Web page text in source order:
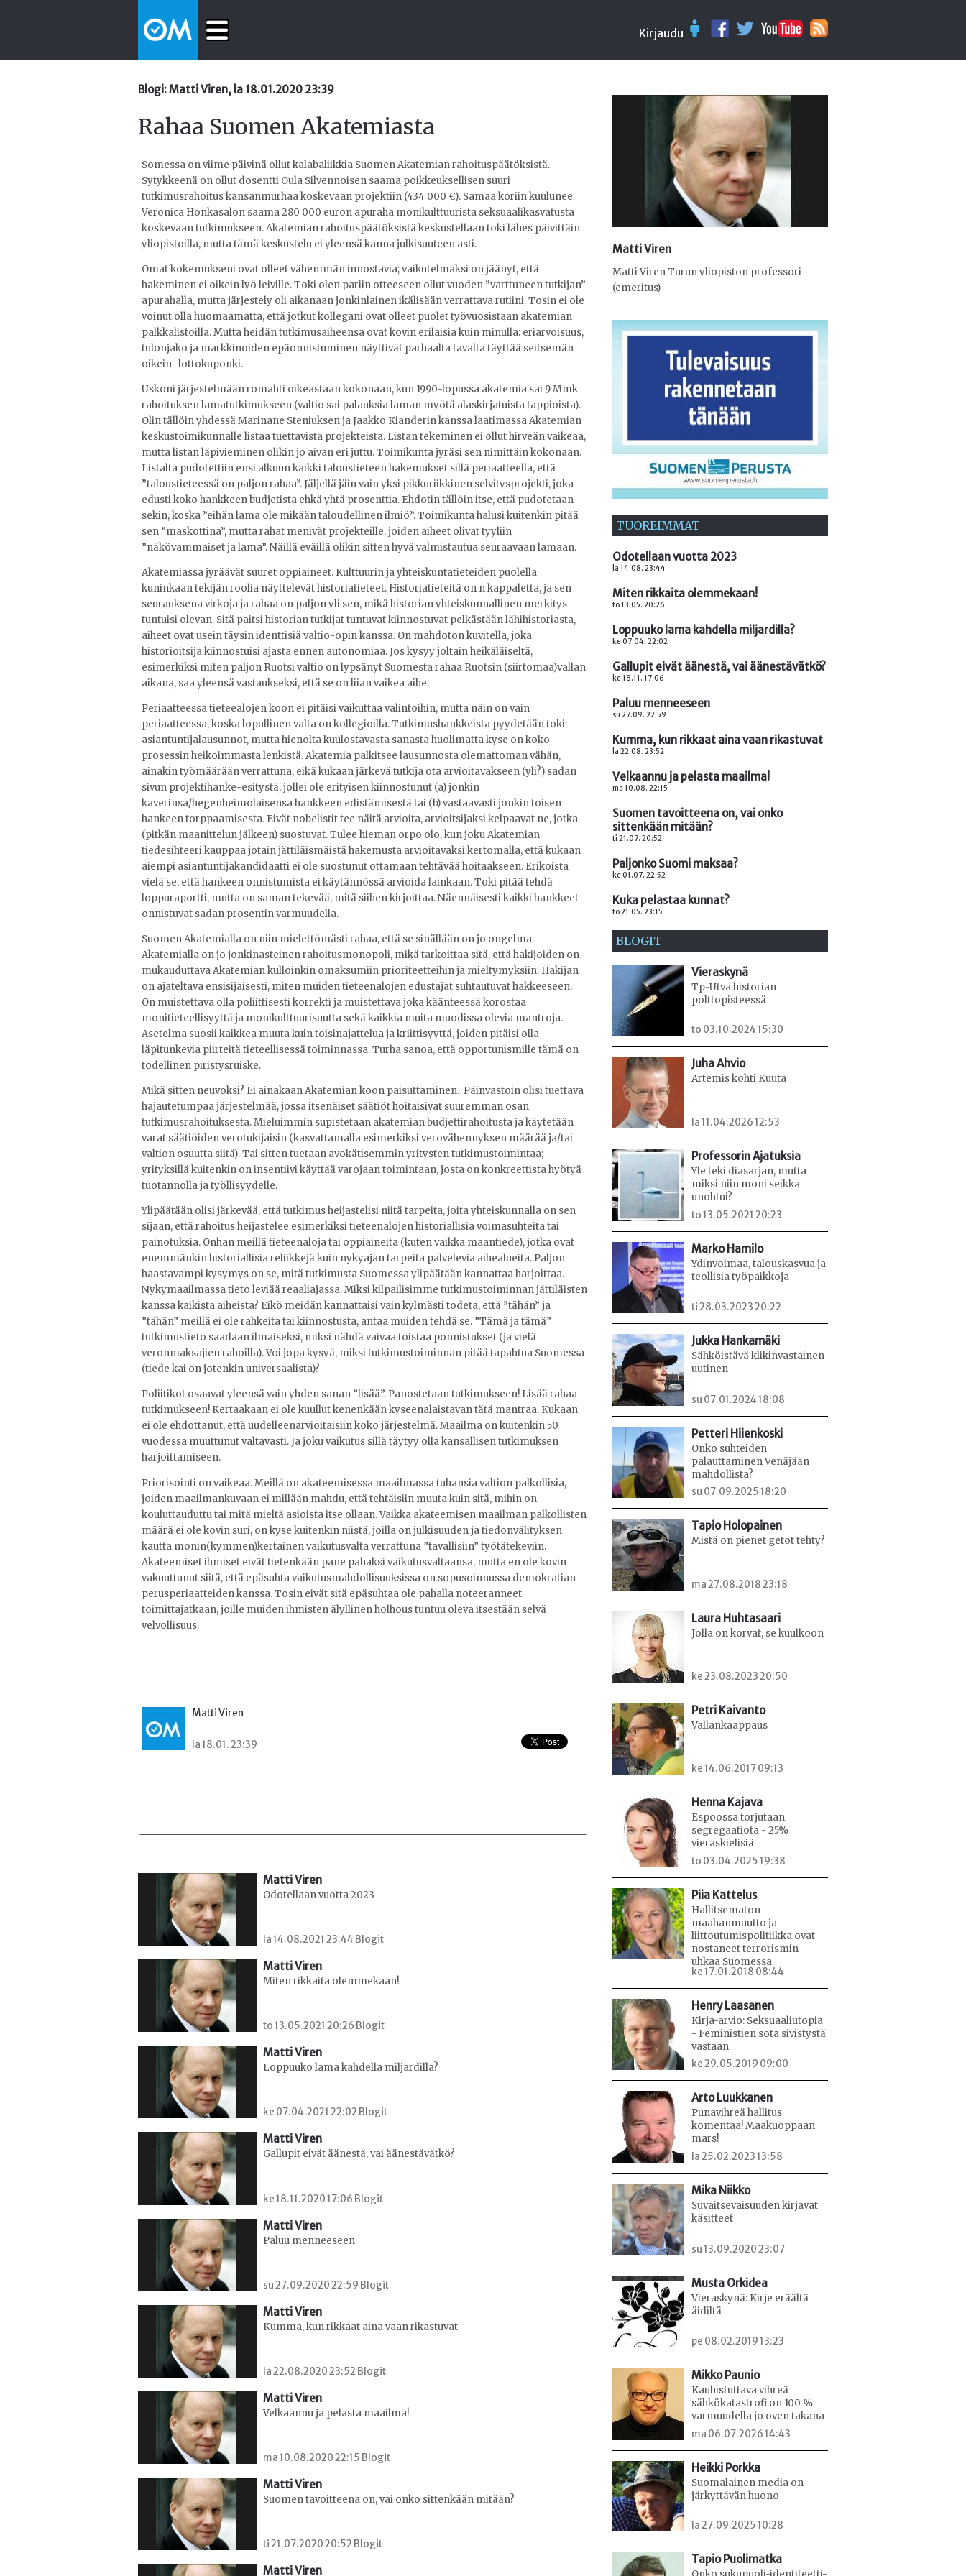
Kirjaudu
Blogi: Matti Viren, la 18.01.2020 23:39
Rahaa Suomen Akatemiasta
Somessa on viime päivinä ollut kalabaliikkia Suomen Akatemian rahoituspäätöksistä.
Sytykkeenä on ollut dosentti Oula Silvennoisen saama poikkeuksellisen suuri
tutkimusrahoitus kansanmurhaa koskevaan projektiin (434 000 €). Samaa koriin kuulunee
Veronica Honkasalon saama 280 000 euron apuraha monikulttuurista seksuaalikasvatusta
koskevaan tutkimukseen. Akatemian rahoituspäätöksistä keskustellaan toki lähes päivittäin
yliopistoilla, mutta tämä keskustelu ei yleensä kanna julkisuuteen asti.
Omat kokemukseni ovat olleet vähemmän innostavia; vaikutelmaksi on jäänyt, että
hakeminen ei oikein lyö leiville. Toki olen pariin otteeseen ollut vuoden ”varttuneen tutkijan”
apurahalla, mutta järjestely oli aikanaan jonkinlainen ikälisään verrattava rutiini. Tosin ei ole
voinut olla huomaamatta, että jotkut kollegani ovat olleet puolet työvuosistaan akatemian
palkkalistoilla. Mutta heidän tutkimusaiheensa ovat kovin erilaisia kuin minulla: eriarvoisuus,
tulonjako ja markkinoiden epäonnistuminen näyttivät parhaalta tavalta täyttää seitsemän
oikein -lottokuponki.
Uskoni järjestelmään romahti oikeastaan kokonaan, kun 1990-lopussa akatemia sai 9 Mmk
rahoituksen lamatutkimukseen (valtio sai palauksia laman myötä alaskirjatuista tappioista).
Olin tällöin yhdessä Marinane Steniuksen ja Jaakko Kianderin kanssa laatimassa Akatemian
keskustoimikunnalle listaa tuettavista projekteista. Listan tekeminen ei ollut hirveän vaikeaa,
mutta listan läpivieminen olikin jo aivan eri juttu. Toimikunta jyräsi sen nimittäin kokonaan.
Listalta pudotettiin ensi alkuun kaikki taloustieteen hakemukset sillä periaatteella, että
”taloustieteessä on paljon rahaa”. Jäljellä jäin vain yksi pikkuriikkinen selvitysprojekti, joka
edusti koko hankkeen budjetista ehkä yhtä prosenttia. Ehdotin tällöin itse, että pudotetaan
sekin, koska ”eihän lama ole mikään taloudellinen ilmiö”. Toimikunta halusi kuitenkin pitää
sen ”maskottina”, mutta rahat menivät projekteille, joiden aiheet olivat tyyliin
”näkövammaiset ja lama”. Näillä eväillä olikin sitten hyvä valmistautua seuraavaan lamaan.
Akatemiassa jyräävät suuret oppiaineet. Kulttuurin ja yhteiskuntatieteiden puolella
kuninkaan tekijän roolia näyttelevät historiatieteet. Historiatieteitä on n kappaletta, ja sen
seurauksena virkoja ja rahaa on paljon yli sen, mikä historian yhteiskunnallinen merkitys
tuntuisi olevan. Sitä paitsi historian tutkijat tuntuvat kiinnostuvat pelkästään lähihistoriasta,
aiheet ovat usein täysin identtisiä valtio-opin kanssa. On mahdoton kuvitella, joka
historioitsija kiinnostuisi ajasta ennen autonomiaa. Jos kysyy joltain heikäläiseltä,
esimerkiksi miten paljon Ruotsi valtio on lypsänyt Suomesta rahaa Ruotsin (siirtomaa)vallan
aikana, saa yleensä vastaukseksi, että se on liian vaikea aihe.
Periaatteessa tieteealojen koon ei pitäisi vaikuttaa valintoihin, mutta näin on vain
periaatteessa, koska lopullinen valta on kollegioilla. Tutkimushankkeista pyydetään toki
asiantuntijalausunnot, mutta hienolta kuulostavasta sanasta huolimatta kyse on koko
prosessin heikoimmasta lenkistä. Akatemia palkitsee lausunnosta olemattoman vähän,
ainakin työmäärään verrattuna, eikä kukaan järkevä tutkija ota arvioitavakseen (yli?) sadan
sivun projektihanke-esitystä, jollei ole erityisen kiinnostunut (a) jonkin
kaverinsa/hegenheimolaisensa hankkeen edistämisestä tai (b) vastaavasti jonkin toisen
hankeen torppaamisesta. Eivät nobelistit tee näitä arvioita, arvioitsijaksi kelpaavat ne, jotka
(pitkän maanittelun jälkeen) suostuvat. Tulee hieman orpo olo, kun joku Akatemian
tiedesihteeri kauppaa jotain jättiläismäistä hakemusta arvioitavaksi kertomalla, että kukaan
aiempi asiantuntijakandidaatti ei ole suostunut ottamaan tehtävää hoitaakseen. Erikoista
vielä se, että hankeen onnistumista ei käytännössä arvioida lainkaan. Toki pitää tehdä
loppuraportti, mutta on saman tekevää, mitä siihen kirjoittaa. Näennäisesti kaikki hankkeet
onnistuvat sadan prosentin varmuudella.
Suomen Akatemialla on niin mielettömästi rahaa, että se sinällään on jo ongelma.
Akatemialla on jo jonkinasteinen rahoitusmonopoli, mikä tarkoittaa sitä, että hakijoiden on
mukauduttava Akatemian kulloinkin omaksumiin prioriteetteihin ja mieltymyksiin. Hakijan
on ajateltava ensisijaisesti, miten muiden tieteenalojen edustajat suhtautuvat hakkeeseen.
On muistettava olla poliittisesti korrekti ja muistettava joka käänteessä korostaa
monitieteellisyyttä ja monikulttuurisuutta sekä kaikkia muita muodissa olevia mantroja.
Asetelma suosii kaikkea muuta kuin toisinajattelua ja kriittisyyttä, joiden pitäisi olla
läpitunkevia piirteitä tieteellisessä toiminnassa. Turha sanoa, että opportunismille tämä on
todellinen piristysruiske.
Mikä sitten neuvoksi? Ei ainakaan Akatemian koon paisuttaminen. Päinvastoin olisi tuettava
hajautetumpaa järjestelmää, jossa itsenäiset säätiöt hoitaisivat suuremman osan
tutkimusrahoituksesta. Mieluimmin supistetaan akatemian budjettirahoitusta ja käytetään
varat säätiöiden verotukijaisin (kasvattamalla esimerkiksi verovähennyksen määrää ja/tai
valtion osuutta siitä). Tai sitten tuetaan avokätisemmin yritysten tutkimustoimintaa;
yrityksillä kuitenkin on insentiivi käyttää varojaan toimintaan, josta on konkreettista hyötyä
tuotannolla ja työllisyydelle.
Ylipäätään olisi järkevää, että tutkimus heijastelisi niitä tarpeita, joita yhteiskunnalla on sen
sijaan, että rahoitus heijastelee esimerkiksi tieteenalojen historiallisia voimasuhteita tai
painotuksia. Onhan meillä tieteenaloja tai oppiaineita (kuten vaikka maantiede), jotka ovat
enemmänkin historiallisia reliikkejä kuin nykyajan tarpeita palvelevia aihealueita. Paljon
haastavampi kysymys on se, mitä tutkimusta Suomessa ylipäätään kannattaa harjoittaa.
Nykymaailmassa tieto leviää reaaliajassa. Miksi kilpailisimme tutkimustoiminnan jättiläisten
kanssa kaikista aiheista? Eikö meidän kannattaisi vain kylmästi todeta, että ”tähän” ja
”tähän” meillä ei ole rahkeita tai kiinnostusta, antaa muiden tehdä se. ”Tämä ja tämä”
tutkimustieto saadaan ilmaiseksi, miksi nähdä vaivaa toistaa ponnistukset (ja vielä
veronmaksajien rahoilla). Voi jopa kysyä, miksi tutkimustoiminnan pitää tapahtua Suomessa
(tiede kai on jotenkin universaalista)?
Poliitikot osaavat yleensä vain yhden sanan ”lisää”. Panostetaan tutkimukseen! Lisää rahaa
tutkimukseen! Kertaakaan ei ole kuullut kenenkään kyseenalaistavan tätä mantraa. Kukaan
ei ole ehdottanut, että uudelleenarvioitaisiin koko järjestelmä. Maailma on kuitenkin 50
vuodessa muuttunut valtavasti. Ja joku vaikutus sillä täytyy olla kansallisen tutkimuksen
harjoittamiseen.
Priorisointi on vaikeaa. Meillä on akateemisessa maailmassa tuhansia valtion palkollisia,
joiden maailmankuvaan ei millään mahdu, että tehtäisiin muuta kuin sitä, mihin on
kouluttauduttu tai mitä mieltä asioista itse ollaan. Vaikka akateemisen maailman palkollisten
määrä ei ole kovin suri, on kyse kuitenkin niistä, joilla on julkisuuden ja tiedonvälityksen
kautta monin(kymmen)kertainen vaikutusvalta verrattuna ”tavallisiin” työtätekeviin.
Akateemiset ihmiset eivät tietenkään pane pahaksi vaikutusvaltaansa, mutta en ole kovin
vakuuttunut siitä, että epäsuhta vaikutusmahdollisuuksissa on sopusoinnussa demokratian
perusperiaatteiden kanssa. Tosin eivät sitä epäsuhtaa ole pahalla noteeranneet
toimittajatkaan, joille muiden ihmisten älyllinen holhous tuntuu oleva itsestään selvä
velvollisuus.
Matti Viren
la 18.01. 23:39
Matti Viren
Odotellaan vuotta 2023
la 14.08.2021 23:44 Blogit
Matti Viren
Miten rikkaita olemmekaan!
to 13.05.2021 20:26 Blogit
Matti Viren
Loppuuko lama kahdella miljardilla?
ke 07.04.2021 22:02 Blogit
Matti Viren
Gallupit eivät äänestä, vai äänestävätkö?
ke 18.11.2020 17:06 Blogit
Matti Viren
Paluu menneeseen
su 27.09.2020 22:59 Blogit
Matti Viren
Kumma, kun rikkaat aina vaan rikastuvat
la 22.08.2020 23:52 Blogit
Matti Viren
Velkaannu ja pelasta maailma!
ma 10.08.2020 22:15 Blogit
Matti Viren
Suomen tavoitteena on, vai onko sittenkään mitään?
ti 21.07.2020 20:52 Blogit
Matti Viren
Matti Viren
Matti Viren Turun yliopiston professori
(emeritus)
TUOREIMMAT
Odotellaan vuotta 2023
la 14.08. 23:44
Miten rikkaita olemmekaan!
to 13.05. 20:26
Loppuuko lama kahdella miljardilla?
ke 07.04. 22:02
Gallupit eivät äänestä, vai äänestävätkö?
ke 18.11. 17:06
Paluu menneeseen
su 27.09. 22:59
Kumma, kun rikkaat aina vaan rikastuvat
la 22.08. 23:52
Velkaannu ja pelasta maailma!
ma 10.08. 22:15
Suomen tavoitteena on, vai onko
sittenkään mitään?
ti 21.07. 20:52
Paljonko Suomi maksaa?
ke 01.07. 22:52
Kuka pelastaa kunnat?
to 21.05. 23:15
BLOGIT
Vieraskynä
Tp-Utva historian
polttopisteessä
to 03.10.2024 15:30
Juha Ahvio
Artemis kohti Kuuta
la 11.04.2026 12:53
Professorin Ajatuksia
Yle teki diasarjan, mutta
miksi niin moni seikka
unohtui?
to 13.05.2021 20:23
Marko Hamilo
Ydinvoimaa, talouskasvua ja
teollisia työpaikkoja
ti 28.03.2023 20:22
Jukka Hankamäki
Sähköistävä klikinvastainen
uutinen
su 07.01.2024 18:08
Petteri Hiienkoski
Onko suhteiden
palauttaminen Venäjään
mahdollista?
su 07.09.2025 18:20
Tapio Holopainen
Mistä on pienet getot tehty?
ma 27.08.2018 23:18
Laura Huhtasaari
Jolla on korvat, se kuulkoon
ke 23.08.2023 20:50
Petri Kaivanto
Vallankaappaus
ke 14.06.2017 09:13
Henna Kajava
Espoossa torjutaan
segregaatiota - 25%
vieraskielisiä
to 03.04.2025 19:38
Piia Kattelus
Hallitsematon
maahanmuutto ja
liittoutumispolitiikka ovat
nostaneet terrorismin
uhkaa Suomessa
ke 17.01.2018 08:44
Henry Laasanen
Kirja-arvio: Seksuaaliutopia
- Feministien sota sivistystä
vastaan
ke 29.05.2019 09:00
Arto Luukkanen
Punavihreä hallitus
komentaa! Maakuoppaan
mars!
la 25.02.2023 13:58
Mika Niikko
Suvaitsevaisuuden kirjavat
käsitteet
su 13.09.2020 23:07
Musta Orkidea
Vieraskynä: Kirje eräältä
äidiltä
pe 08.02.2019 13:23
Mikko Paunio
Kauhistuttava vihreä
sähkökatastrofi on 100 %
varmuudella jo oven takana
ma 06.07.2026 14:43
Heikki Porkka
Suomalainen media on
järkyttävän huono
la 27.09.2025 10:28
Tapio Puolimatka